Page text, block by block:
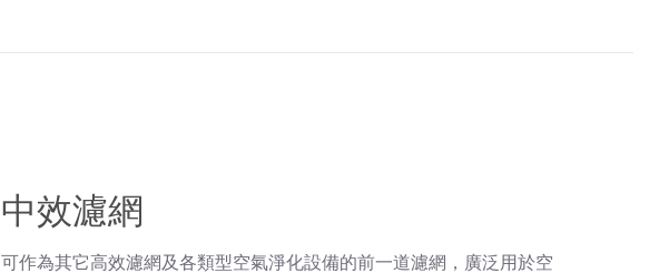
中效濾網
可作為其它高效濾網及各類型空氣淨化設備的前一道濾網，廣泛用於空